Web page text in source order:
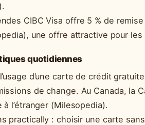
CIBC Visa offre 5 % de
une offre attractive pour
quotidiennes
d’une carte de crédit
de change. Au Canada, la
l’étranger (Milesopedia).
practically : choisir une carte